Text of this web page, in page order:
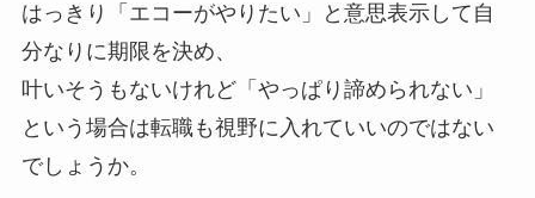
はっきり「エコーがやりたい」と意思表示して自
分なりに期限を決め、
叶いそうもないけれど「やっぱり諦められない」
という場合は転職も視野に入れていいのではない
でしょうか。